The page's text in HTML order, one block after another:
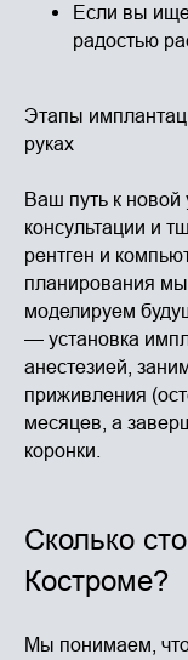
Если вы
радостью
Этапы
руках
Ваш путь к новой
консультации и
рентген и
планирования
моделируем
— установка
анестезией,
приживления
месяцев, а
коронки.
Сколько
Костроме?
Мы понимаем,